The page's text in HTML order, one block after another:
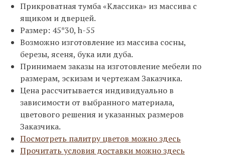
Прикроватная тумба «Классика» из массива с
ящиком и дверцей.
Размер: 45*30, h-55
Возможно изготовление из массива сосны,
березы, ясеня, бука или дуба.
Принимаем заказы на изготовление мебели по
размерам, эскизам и чертежам Заказчика.
Цена рассчитывается индивидуально в
зависимости от выбранного материала,
цветового решения и указанных размеров
Заказчика.
Посмотреть палитру цветов можно здесь
Прочитать условия доставки можно здесь